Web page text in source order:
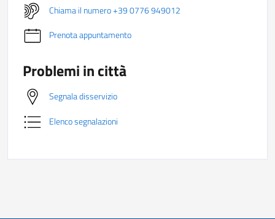
Chiama il numero +39 0776 949012
Prenota appuntamento
Problemi in città
Segnala disservizio
Elenco segnalazioni